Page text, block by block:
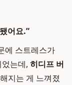
어요.”
에 스트레스가
는데, 히디프 버
지는 게 느껴졌